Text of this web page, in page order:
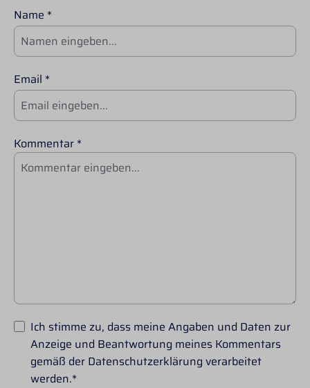
Name *
Email *
Kommentar *
Ich stimme zu, dass meine Angaben und Daten zur
Anzeige und Beantwortung meines Kommentars
gemäß der Datenschutzerklärung verarbeitet
werden.*